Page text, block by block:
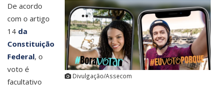
Divulgação/Assecom
De acordo
com o artigo
14 da
Constituição
Federal, o
voto é
facultativo